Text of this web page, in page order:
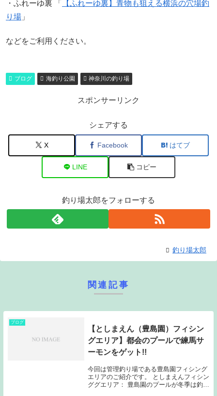
・ふれーゆ裏 「
【ふれーゆ裏】青物も狙える横浜の穴場釣
り場 」
などをご利用ください。
ブログ 海釣り公園 神奈川の釣り場
スポンサーリンク
シェアする
X Facebook はてブ
LINE コピー
釣り場太郎をフォローする
釣り場太郎
関連記事
ブログ
【としまえん（豊島園）フィシン
グエリア】都会のプールで練馬サ
ーモンをゲット!!
今回は管理釣り場である豊島園フィシング
エリアのご紹介です。 としまえんフィシン
ググエリア： 豊島園のプールが冬季は釣り